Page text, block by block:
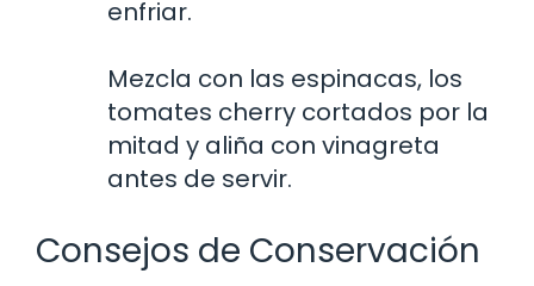
enfriar.
Mezcla con las espinacas, los
tomates cherry cortados por la
mitad y aliña con vinagreta
antes de servir.
Consejos de Conservación